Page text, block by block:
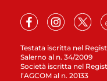
Testata iscritta nel
Salerno al n. 34/2009
Società iscritta nel
l’AGCOM al n. 20133